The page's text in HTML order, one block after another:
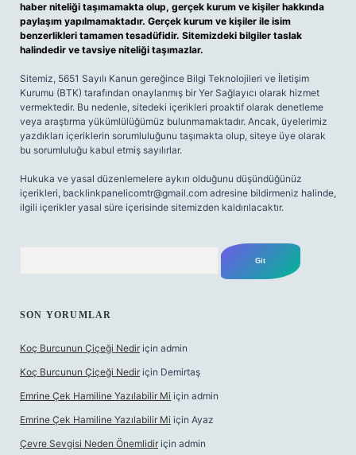
haber niteliği taşımamakta olup, gerçek kurum ve kişiler hakkında
paylaşım yapılmamaktadır. Gerçek kurum ve kişiler ile isim
benzerlikleri tamamen tesadüfidir. Sitemizdeki bilgiler taslak
halindedir ve tavsiye niteliği taşımazlar.
Sitemiz, 5651 Sayılı Kanun gereğince Bilgi Teknolojileri ve İletişim
Kurumu (BTK) tarafından onaylanmış bir Yer Sağlayıcı olarak hizmet
vermektedir. Bu nedenle, sitedeki içerikleri proaktif olarak denetleme
veya araştırma yükümlülüğümüz bulunmamaktadır. Ancak, üyelerimiz
yazdıkları içeriklerin sorumluluğunu taşımakta olup, siteye üye olarak
bu sorumluluğu kabul etmiş sayılırlar.
Hukuka ve yasal düzenlemelere aykırı olduğunu düşündüğünüz
içerikleri, backlinkpanelicomtr@gmail.com adresine bildirmeniz halinde,
ilgili içerikler yasal süre içerisinde sitemizden kaldırılacaktır.
SON YORUMLAR
Koç Burcunun Çiçeği Nedir için admin
Koç Burcunun Çiçeği Nedir için Demirtaş
Emrine Çek Hamiline Yazılabilir Mi için admin
Emrine Çek Hamiline Yazılabilir Mi için Ayaz
Çevre Sevgisi Neden Önemlidir için admin